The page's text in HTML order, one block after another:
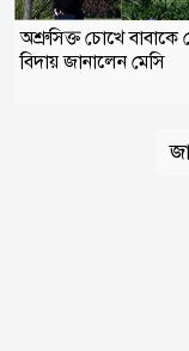
অশ্রুসিক্ত চোখে বাবাকে
বিদায় জানালেন মেসি